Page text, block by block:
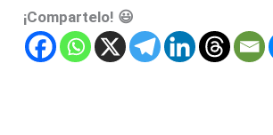
¡Compartelo! 😃